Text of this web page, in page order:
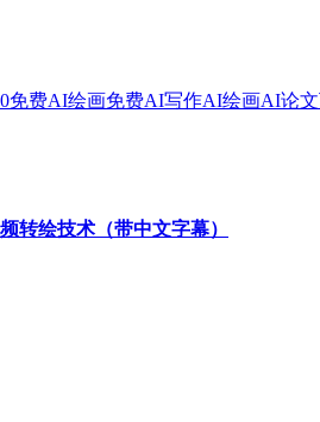
免费AI绘画免费AI写作AI绘画AI论文
转绘技术（带中文字幕）